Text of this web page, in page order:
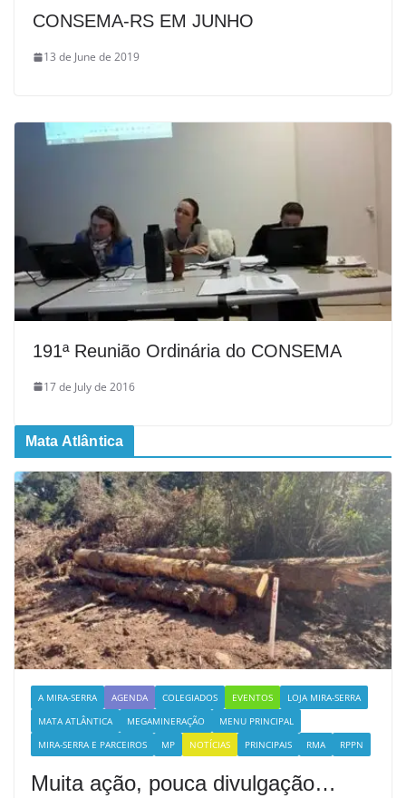
CONSEMA-RS EM JUNHO
13 de June de 2019
191ª Reunião Ordinária do CONSEMA
17 de July de 2016
Mata Atlântica
A MIRA-SERRA AGENDA COLEGIADOS EVENTOS
LOJA MIRA-SERRA
MATA ATLÂNTICA
MEGAMINERAÇÃO
MENU PRINCIPAL
MIRA-SERRA E PARCEIROS
MP NOTÍCIAS PRINCIPAIS RMA RPPN
Muita ação, pouca divulgação…